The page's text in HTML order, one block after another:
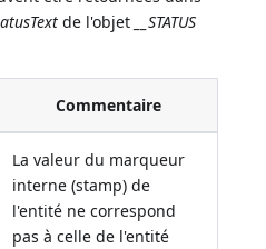
de l'objet
__STATUS
Commentaire
La valeur du marqueur
interne (stamp) de
l'entité ne correspond
pas à celle de l'entité